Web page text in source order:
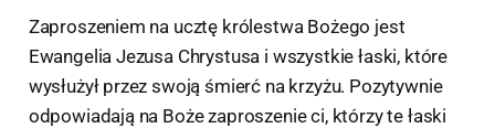
Zaproszeniem na ucztę królestwa Bożego jest
Ewangelia Jezusa Chrystusa i wszystkie łaski, które
wysłużył przez swoją śmierć na krzyżu. Pozytywnie
odpowiadają na Boże zaproszenie ci, którzy te łaski